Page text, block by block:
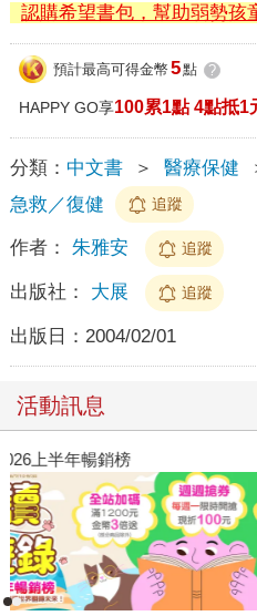
認購希望書包，幫助弱勢孩
預計最高可得金幣 5點 ?
HAPPY GO享100累1點 4點抵1
分類： 中文書 ＞ 醫療保健
急救／復健
追蹤
作者： 朱雅安 追蹤
出版社： 大展 追蹤
出版日： 2004/02/01
活動訊息
閱讀漫遊錄-2026上半年暢銷榜